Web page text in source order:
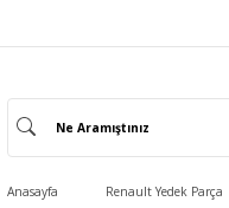
Anasayfa Renault Yedek Parça